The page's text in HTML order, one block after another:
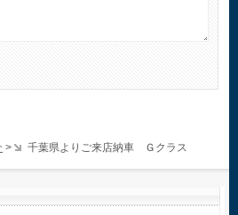
> 千葉県よりご来店納車 Ｇクラス